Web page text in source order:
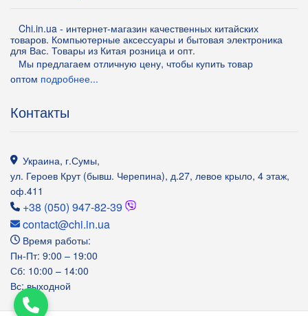
Chi.in.ua - интернет-магазин качественных китайских
товаров. Компьютерные аксессуары и бытовая электроника
для Вас. Товары из Китая розница и опт.
Мы предлагаем отличную цену, чтобы купить товар
оптом подробнее...
Контакты
Украина, г.Сумы,
ул. Героев Крут (бывш. Черепина), д.27, левое крыло, 4 этаж,
оф.411
+38 (050) 947-82-39
contact@chi.in.ua
Время работы:
Пн-Пт: 9:00 – 19:00
Сб: 10:00 – 14:00
Вс: выходной